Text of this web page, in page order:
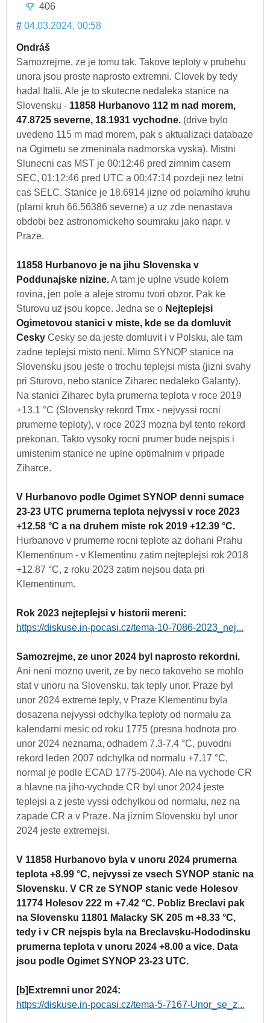
406
# 04.03.2024, 00:58
Ondráš
Samozrejme, ze je tomu tak. Takove teploty v prubehu
unora jsou proste naprosto extremni. Clovek by tedy
hadal Italii. Ale je to skutecne nedaleka stanice na
Slovensku - 11858 Hurbanovo 112 m nad morem,
47.8725 severne, 18.1931 vychodne. (drive bylo
uvedeno 115 m mad morem, pak s aktualizaci databaze
na Ogimetu se zmeninala nadmorska vyska). Mistni
Slunecni cas MST je 00:12:46 pred zimnim casem
SEC, 01:12:46 pred UTC a 00:47:14 pozdeji nez letni
cas SELC. Stanice je 18.6914 jizne od polarniho kruhu
(plarni kruh 66.56386 severne) a uz zde nenastava
obdobi bez astronomickeho soumraku jako napr. v
Praze.
11858 Hurbanovo je na jihu Slovenska v
Poddunajske nizine.A tam je uplne vsude kolem
rovina, jen pole a aleje stromu tvori obzor. Pak ke
Sturovu uz jsou kopce. Jedna se o Nejteplejsi
Ogimetovou stanici v miste, kde se da domluvit
Cesky Cesky se da jeste domluvit i v Polsku, ale tam
zadne teplejsi misto neni. Mimo SYNOP stanice na
Slovensku jsou jeste o trochu teplejsi mista (jizni svahy
pri Sturovo, nebo stanice Ziharec nedaleko Galanty).
Na stanici Ziharec byla prumerna teplota v roce 2019
+13.1 °C (Slovensky rekord Tmx - nejvyssi rocni
prumerne teploty), v roce 2023 mozna byl tento rekord
prekonan. Takto vysoky rocni prumer bude nejspis i
umistenim stanice ne uplne optimalnim v pripade
Ziharce.
V Hurbanovo podle Ogimet SYNOP denni sumace
23-23 UTC prumerna teplota nejvyssi v roce 2023
+12.58 °C a na druhem miste rok 2019 +12.39 °C.
Hurbanovo v prumerne rocni teplote az dohani Prahu
Klementinum - v Klementinu zatim nejteplejsi rok 2018
+12.87 °C, z roku 2023 zatim nejsou data pri
Klementinum.
Rok 2023 nejteplejsi v historii mereni:
https://diskuse.in-pocasi.cz/tema-10-7086-2023_nej...
Samozrejme, ze unor 2024 byl naprosto rekordni.
Ani neni mozno uverit, ze by neco takoveho se mohlo
stat v unoru na Slovensku, tak teply unor. Praze byl
unor 2024 extreme teply, v Praze Klementinu byla
dosazena nejvyssi odchylka teploty od normalu za
kalendarni mesic od roku 1775 (presna hodnota pro
unor 2024 neznama, odhadem 7.3-7.4 °C, puvodni
rekord leden 2007 odchylka od normalu +7.17 °C,
normal je podle ECAD 1775-2004). Ale na vychode CR
a hlavne na jiho-vychode CR byl unor 2024 jeste
teplejsi a z jeste vyssi odchylkou od normalu, nez na
zapade CR a v Praze. Na jiznim Slovensku byl unor
2024 jeste extremejsi.
V 11858 Hurbanovo byla v unoru 2024 prumerna
teplota +8.99 °C, nejvyssi ze vsech SYNOP stanic na
Slovensku. V CR ze SYNOP stanic vede Holesov
11774 Holesov 222 m +7.42 °C. Pobliz Breclavi pak
na Slovensku 11801 Malacky SK 205 m +8.33 °C,
tedy i v CR nejspis byla na Breclavsku-Hododinsku
prumerna teplota v unoru 2024 +8.00 a vice. Data
jsou podle Ogimet SYNOP 23-23 UTC.
[b]Extremni unor 2024:
https://diskuse.in-pocasi.cz/tema-5-7167-Unor_se_z...